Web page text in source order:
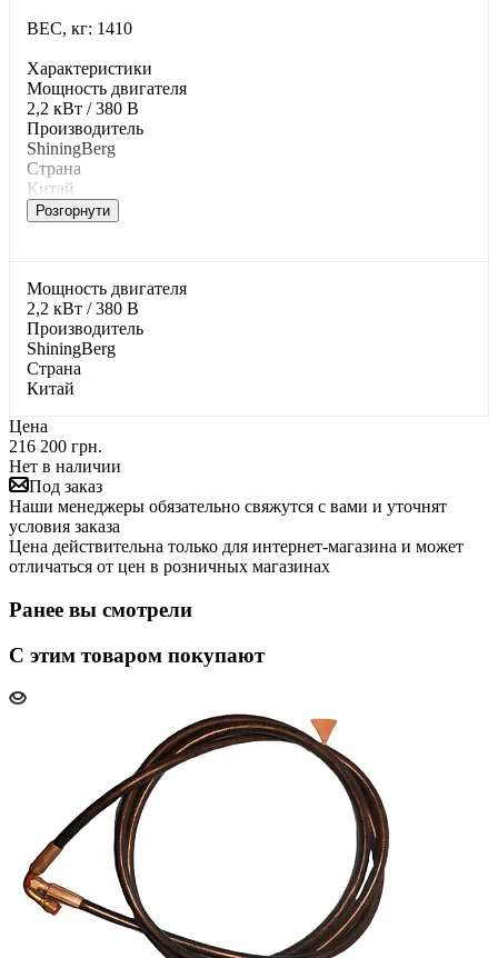
ВЕС, кг: 1410
Характеристики
Moщнocть двигaтeля
2,2 кВт / 380 В
Производитель
ShiningBerg
Страна
Китай
Розгорнути
Moщнocть двигaтeля
2,2 кВт / 380 В
Производитель
ShiningBerg
Страна
Китай
Цена
216 200 грн.
Нет в наличии
Под заказ
Наши менеджеры обязательно свяжутся с вами и уточнят
условия заказа
Цена действительна только для интернет-магазина и может
отличаться от цен в розничных магазинах
Ранее вы смотрели
С этим товаром покупают